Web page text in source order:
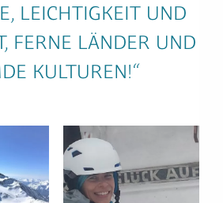
LEICHTIGKEIT UND
FERNE LÄNDER UND
KULTUREN!“